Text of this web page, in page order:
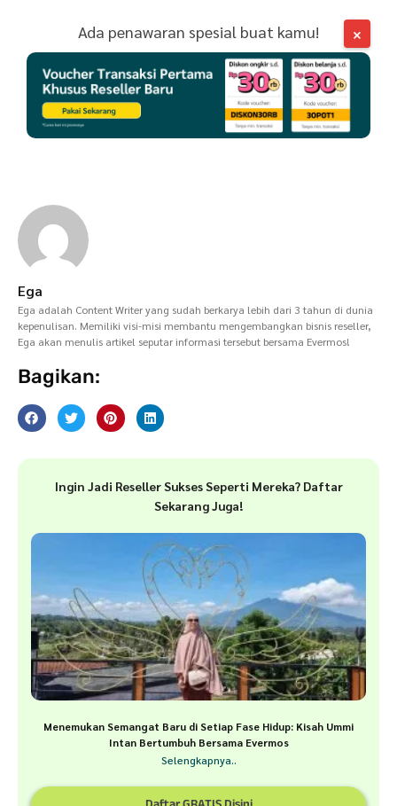
×
Ada penawaran spesial buat kamu!
Ega
Ega adalah Content Writer yang sudah berkarya lebih dari 3 tahun di dunia
kepenulisan. Memiliki visi-misi membantu mengembangkan bisnis reseller,
Ega akan menulis artikel seputar informasi tersebut bersama Evermos!
Bagikan:
Ingin Jadi Reseller Sukses Seperti Mereka? Daftar
Sekarang Juga!
Menemukan Semangat Baru di Setiap Fase Hidup: Kisah Ummi
Intan Bertumbuh Bersama Evermos
Selengkapnya..